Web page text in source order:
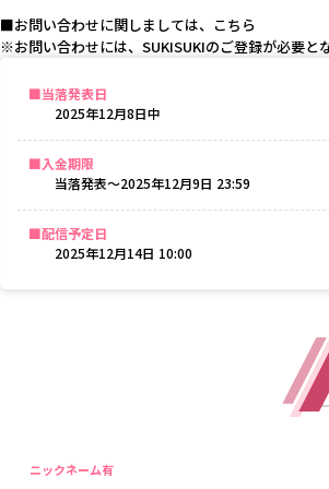
■お問い合わせに関しましては、こちら
※お問い合わせには、SUKISUKIのご登録が必要とな
当落発表日
2025年12月8日中
入金期限
当落発表〜2025年12月9日 23:59
配信予定日
2025年12月14日 10:00
ニックネーム有